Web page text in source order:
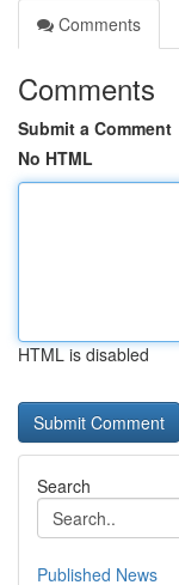
Comments
Comments
Submit a Comment
No HTML
HTML is disabled
Search
Published News